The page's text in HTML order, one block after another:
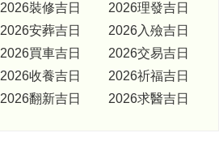
2026裝修吉日
2026理發吉日
2026安葬吉日
2026入殮吉日
2026買車吉日
2026交易吉日
2026收養吉日
2026祈福吉日
2026翻新吉日 2026求醫吉日